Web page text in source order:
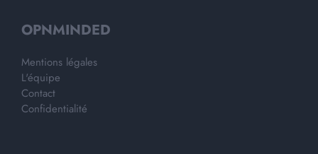
OPNMINDED
Mentions légales
L'équipe
Contact
Confidentialité